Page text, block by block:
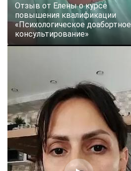
Отзыв от Елены о курсе
повышения квалификации
«Психологическое доабортное
консультирование»